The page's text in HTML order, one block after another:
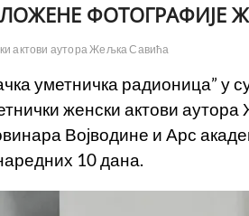
ФОТОГРАФИЈЕ
актови аутора Жељка Савића
уметничка радионица” у
женски актови
Војводине и Арс
10 дана.